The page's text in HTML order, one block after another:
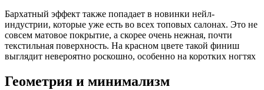
Бархатный эффект также попадает в новинки нейл-
индустрии, которые уже есть во всех топовых салонах. Это не
совсем матовое покрытие, а скорее очень нежная, почти
текстильная поверхность. На красном цвете такой финиш
выглядит невероятно роскошно, особенно на коротких ногтях
Геометрия и минимализм